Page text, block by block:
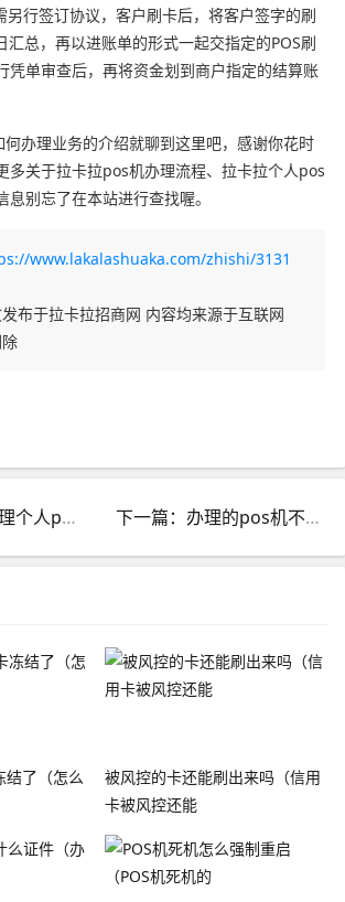
另行签订协议，客户刷卡后，将客户签字的刷
汇总，再以进账单的形式一起交指定的POS刷
凭单审查后，再将资金划到商户指定的结算账
办理业务的介绍就聊到这里吧，感谢你花时
多关于拉卡拉pos机办理流程、拉卡拉个人pos
别忘了在本站进行查找喔。
www.lakalashuaka.com/zhishi/3131
布于拉卡拉招商网 内容均来源于互联网
上一篇：如何办理个人pos机业务_怎么办理个人pos机 下一篇：办理的pos机不用了需要注销吗安全吗_POS机不用了需要注销吗?
结了（怎么
被风控的卡还能刷出来吗（信用
卡被风控还能